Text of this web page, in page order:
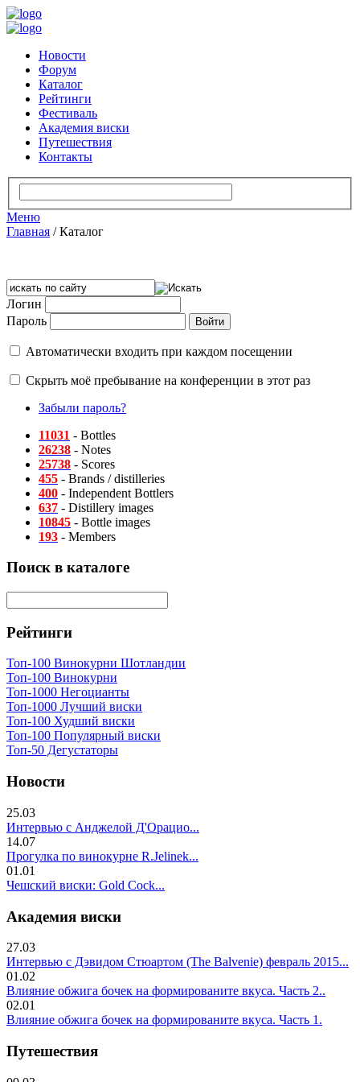
Новости
Форум
Каталог
Рейтинги
Фестиваль
Академия виски
Путешествия
Контакты
Меню
Главная /Каталог
Логин
Пароль
Автоматически входить при каждом посещении
Скрыть моё пребывание на конференции в этот раз
Забыли пароль?
11031 - Bottles
26238 - Notes
25738 - Scores
455 - Brands / distilleries
400 - Independent Bottlers
637 - Distillery images
10845 - Bottle images
193 - Members
Поиск в каталоге
Рейтинги
Топ-100 Винокурни Шотландии
Топ-100 Винокурни
Топ-1000 Негоцианты
Топ-1000 Лучший виски
Топ-100 Худший виски
Топ-100 Популярный виски
Топ-50 Дегустаторы
Новости
25.03
Интервью с Анджелой Д'Орацио...
14.07
Прогулка по винокурне R.Jelinek...
01.01
Чешский виски: Gold Cock...
Академия виски
27.03
Интервью с Дэвидом Стюартом (The Balvenie) февраль 2015...
01.02
Влияние обжига бочек на формированите вкуса. Часть 2..
02.01
Влияние обжига бочек на формированите вкуса. Часть 1.
Путешествия